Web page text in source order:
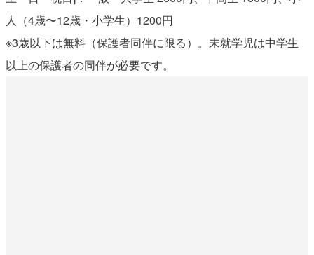
人（4歳〜12歳・小学生）1200円
※3歳以下は無料（保護者同伴に限る）。未就学児は中学生
以上の保護者の同伴が必要です。